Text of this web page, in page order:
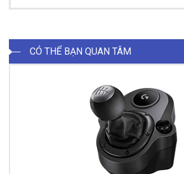
CÓ THỂ BẠN QUAN TÂM